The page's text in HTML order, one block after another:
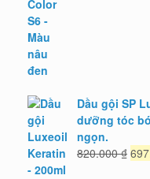
Dầu gội SP
dưỡng tóc
ngọn.
820.000₫ Giá